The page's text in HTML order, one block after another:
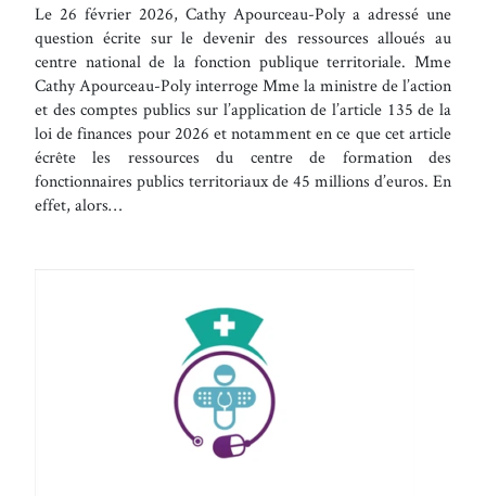
Le 26 février 2026, Cathy Apourceau-Poly a adressé une
question écrite sur le devenir des ressources alloués au
centre national de la fonction publique territoriale. Mme
Cathy Apourceau-Poly interroge Mme la ministre de l’action
et des comptes publics sur l’application de l’article 135 de la
loi de finances pour 2026 et notamment en ce que cet article
écrête les ressources du centre de formation des
fonctionnaires publics territoriaux de 45 millions d’euros. En
effet, alors…